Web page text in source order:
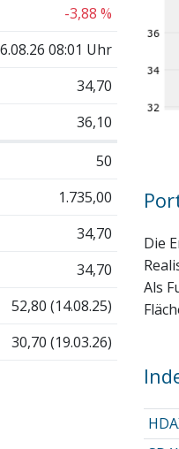
-3,88 %
08:01 Uhr
34,70
36,10
50
1.735,00
34,70
34,70
52,80 (14.08.25)
30,70 (19.03.26)
Die
Als